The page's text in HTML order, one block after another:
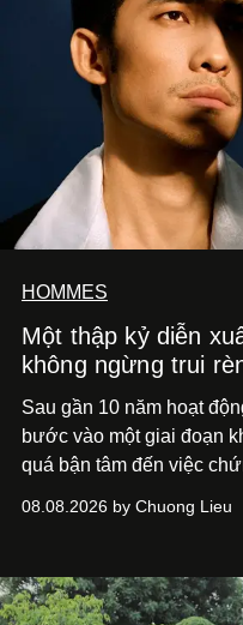
HOMMES
Một thập kỷ diễn
không ngừng trui
Sau gần 10 năm hoạt
bước vào một giai đoạn
quá bận tâm đến việc
phim điện ảnh trong nửa
bằng một tâm thế điềm
dồi và chờ đợi những vai
08.08.2026 by Chuong Lieu